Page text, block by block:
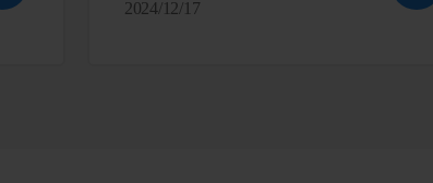
2024/12/17